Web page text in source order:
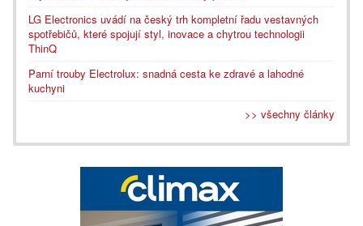
LG Electronics uvádí na český trh kompletní řadu vestavných
spotřebičů, které spojují styl, inovace a chytrou technologii
ThinQ
Parní trouby Electrolux: snadná cesta ke zdravé a lahodné
kuchyni
>> všechny články